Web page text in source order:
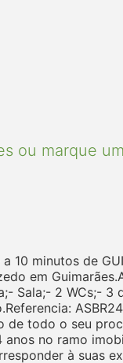
ou marque
minutos de
em
Sala;- 2 WCs;- 3
todo o seu
no ramo
à suas